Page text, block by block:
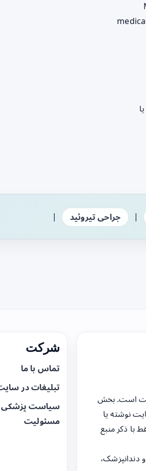
| جراحی تیروئید |
است. بخش
نوشته یا
با ذکر منبع
دندانپزشک،
شرکت
تماس با ما
تبلیغات در
سیاست
مسئولیت